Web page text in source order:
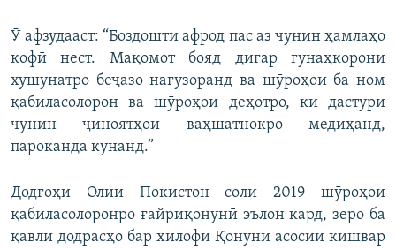
Ӯ афзудааст: “Боздошти афрод пас аз чунин ҳамлаҳо
кофӣ нест. Мақомот бояд дигар гунаҳкорони
хушунатро беҷазо нагузоранд ва шӯроҳои ба ном
қабиласолорон ва шӯроҳои деҳотро, ки дастури
чунин ҷиноятҳои ваҳшатнокро медиҳанд,
пароканда кунанд.”
Додгоҳи Олии Покистон соли 2019 шӯроҳои
қабиласолоронро ғайриқонунӣ эълон кард, зеро ба
қавли додрасҳо бар хилофи Қонуни асосии кишвар